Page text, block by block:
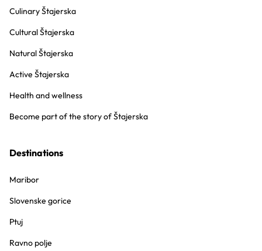
Culinary Štajerska
Cultural Štajerska
Natural Štajerska
Active Štajerska
Health and wellness
Become part of the story of Štajerska
Destinations
Maribor
Slovenske gorice
Ptuj
Ravno polje